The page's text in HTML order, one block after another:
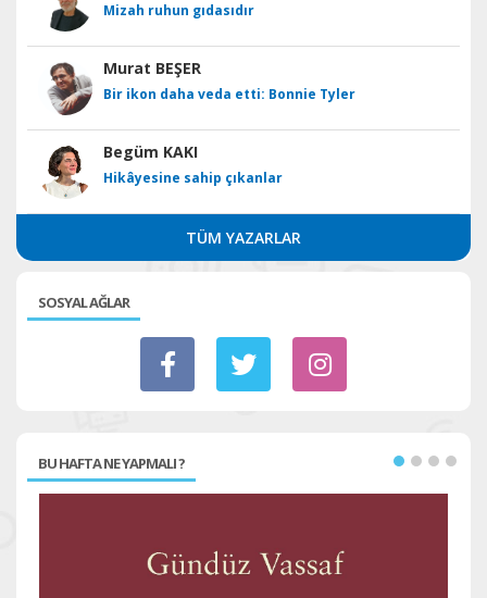
Mizah ruhun gıdasıdır
Murat BEŞER
Bir ikon daha veda etti: Bonnie Tyler
Begüm KAKI
Hikâyesine sahip çıkanlar
TÜM YAZARLAR
SOSYAL AĞLAR
BU HAFTA NE YAPMALI ?